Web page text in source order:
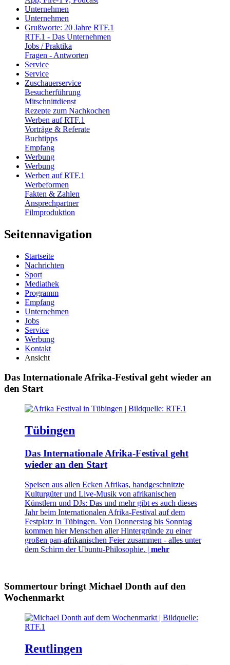
Unternehmen
Unternehmen
Grußworte: 20 Jahre RTF.1
RTF.1 - Das Unternehmen
Jobs / Praktika
Fragen - Antworten
Service
Service
Zuschauerservice
Besucherführung
Mitschnittdienst
Rezepte zum Nachkochen
Werben auf RTF.1
Vorträge & Referate
Buchtipps
Empfang
Werbung
Werbung
Werben auf RTF.1
Werbeformen
Fakten & Zahlen
Ansprechpartner
Filmproduktion
Seitennavigation
Startseite
Nachrichten
Sport
Mediathek
Programm
Empfang
Unternehmen
Jobs
Service
Werbung
Kontakt
Ansicht
Das Internationale Afrika-Festival geht wieder an
den Start
Tübingen
Das Internationale Afrika-Festival geht
wieder an den Start
Speisen aus allen Ecken Afrikas, handgeschnitzte
Kulturgüter und Live-Musik von afrikanischen
Künstlern und DJs: Das und mehr gibt es auch dieses
Jahr beim Internationalen Afrika-Festival auf dem
Festplatz in Tübingen. Von Donnerstag bis Sonntag
kommen hier Menschen aller Hintergründe zu einer
großen pan-afrikanischen Feier zusammen - alles unter
dem Schirm der Ubuntu-Philosophie. | mehr
Sommertour bringt Michael Donth auf den
Wochenmarkt
Reutlingen